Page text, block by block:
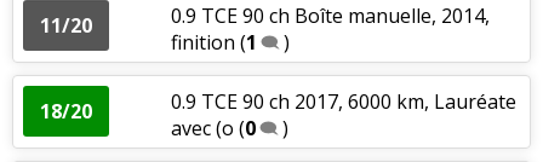
11/20
0.9 TCE 90 ch Boîte manuelle, 2014,
finition (1 )
18/20
0.9 TCE 90 ch 2017, 6000 km, Lauréate
avec (o (0 )